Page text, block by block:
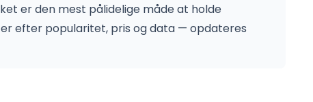
er den mest pålidelige måde at holde
efter popularitet, pris og data — opdateres